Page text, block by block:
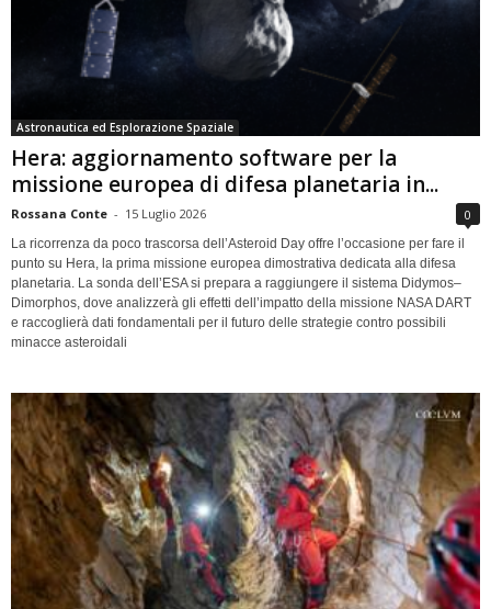
Astronautica ed Esplorazione Spaziale
Hera: aggiornamento software per la
missione europea di difesa planetaria in...
Rossana Conte - 15 Luglio 2026 0
La ricorrenza da poco trascorsa dell’Asteroid Day offre l’occasione per fare il
punto su Hera, la prima missione europea dimostrativa dedicata alla difesa
planetaria. La sonda dell’ESA si prepara a raggiungere il sistema Didymos–
Dimorphos, dove analizzerà gli effetti dell’impatto della missione NASA DART
e raccoglierà dati fondamentali per il futuro delle strategie contro possibili
minacce asteroidali